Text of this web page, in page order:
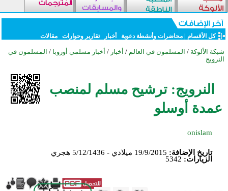
كل الأقسام |محاضرات وأنشطة دعوية أخبار تقارير وحوارات مقالات
شبكة الألوكة / المسلمون في العالم / أخبار / أخبار مسلمي أوروبا / المسلمون في
النرويج
النرويج: ترشيح مسلم لمنصب
عمدة أوسلو
onislam
تاريخ الإضافة: 19/9/2015 ميلادي - 5/12/1436 هجري
الزيارات: 5342